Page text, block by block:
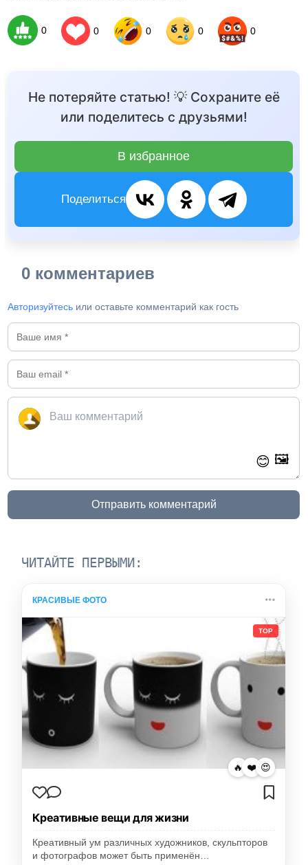
0 0 0 0 0
Не потеряйте статью! 💡 Сохраните её
или поделитесь с друзьями!
В избранное
Поделиться
0 комментариев
Авторизуйтесь или оставьте комментарий как гость
😊 🖼️
Отправить комментарий
ЧИТАЙТЕ ПЕРВЫМИ:
КРАСИВЫЕ ФОТО
TOP
🔥 ❤️ 😍
Креативные вещи для жизни
Креативный ум различных художников, скульпторов
и фотографов может быть применён…